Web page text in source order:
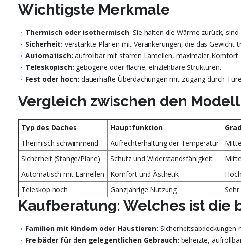
Wichtigste Merkmale
Thermisch oder isothermisch: Sie halten die Wärme zurück,
Sicherheit: verstärkte Planen mit Verankerungen, die das Gewicht
Automatisch: aufrollbar mit starren Lamellen, maximaler Komfort.
Teleskopisch: gebogene oder flache, einziehbare Strukturen.
Fest oder hoch: dauerhafte Überdachungen mit Zugang durch
Vergleich zwischen den
Typ des Daches Hauptfunktion
Thermisch schwimmend
Aufrechterhaltung der Temperatur
Sicherheit (Stange/Plane)
Schutz und Widerstandsfähigkeit
Automatisch mit Lamellen
Komfort und Ästhetik Hoch
Teleskop hoch
Ganzjährige Nutzung
Kaufberatung: Welches ist die
Familien mit Kindern oder Haustieren: Sicherheitsabdeckungen
Freibäder für den gelegentlichen Gebrauch: beheizte,